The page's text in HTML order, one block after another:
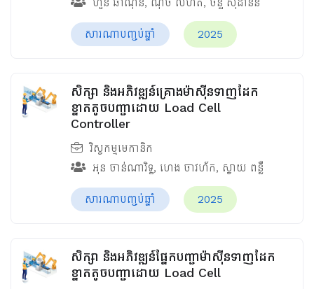
សារណាបញ្ចប់ឆ្នាំ 2025
សិក្សា និងអភិវឌ្ឍន៍គ្រោងម៉ាស៊ីនទាញដែក
ខ្នាតតូចបញ្ជាដោយ Load Cell
Controller
វិស្វកម្មមេកានិក
អុន ចាន់ណារិទ្ធ, ហេង ចាវហ័ក, ស្វាយ ពន្លឺ
សារណាបញ្ចប់ឆ្នាំ 2025
សិក្សា និងអភិវឌ្ឍន៍ផ្នែកបញ្ជាម៉ាស៊ីនទាញដែក
ខ្នាតតូចបញ្ជាដោយ Load Cell